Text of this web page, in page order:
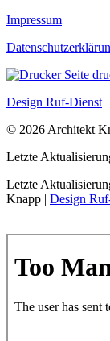
Impressum
Seite
Design Ruf-Dienst
© 2026 Architekt
Letzte
Letzte
Knapp | Design